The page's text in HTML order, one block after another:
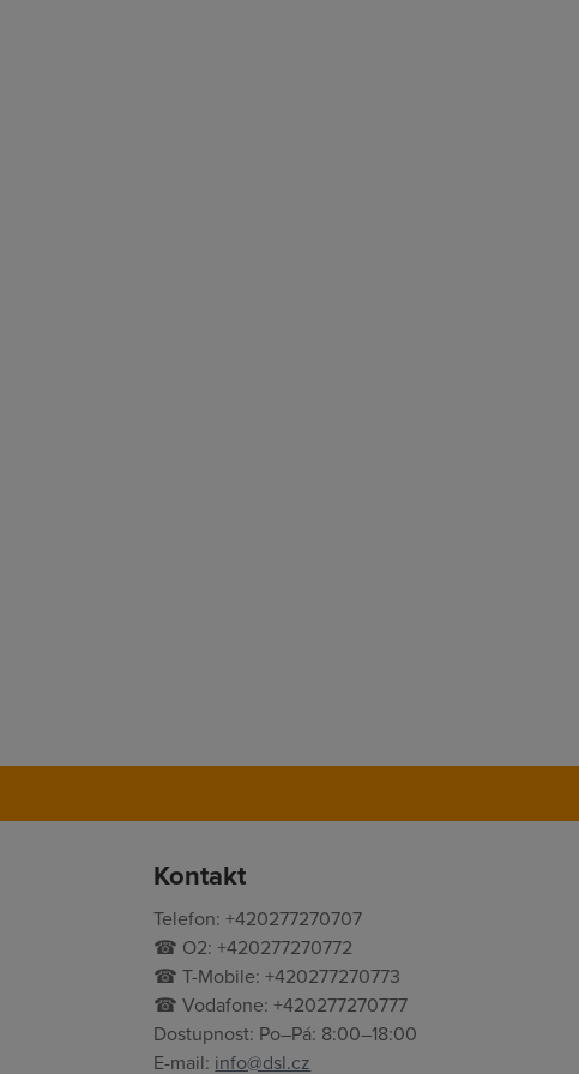
Kontakt
Telefon: +420277270707
☎ O2: +420277270772
☎ T-Mobile: +420277270773
☎ Vodafone: +420277270777
Dostupnost: Po–Pá: 8:00–18:00
E-mail: info@dsl.cz